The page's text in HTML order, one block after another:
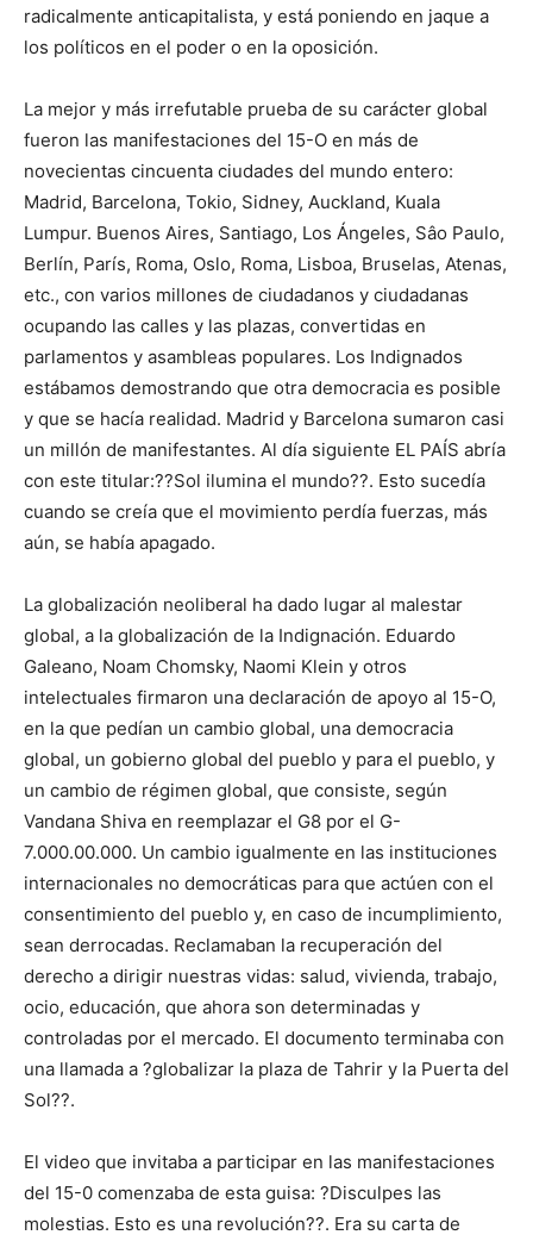
radicalmente anticapitalista, y está poniendo en jaque a
los políticos en el poder o en la oposición.
La mejor y más irrefutable prueba de su carácter global
fueron las manifestaciones del 15-O en más de
novecientas cincuenta ciudades del mundo entero:
Madrid, Barcelona, Tokio, Sidney, Auckland, Kuala
Lumpur. Buenos Aires, Santiago, Los Ángeles, Sâo Paulo,
Berlín, París, Roma, Oslo, Roma, Lisboa, Bruselas, Atenas,
etc., con varios millones de ciudadanos y ciudadanas
ocupando las calles y las plazas, convertidas en
parlamentos y asambleas populares. Los Indignados
estábamos demostrando que otra democracia es posible
y que se hacía realidad. Madrid y Barcelona sumaron casi
un millón de manifestantes. Al día siguiente EL PAÍS abría
con este titular:??Sol ilumina el mundo??. Esto sucedía
cuando se creía que el movimiento perdía fuerzas, más
aún, se había apagado.
La globalización neoliberal ha dado lugar al malestar
global, a la globalización de la Indignación. Eduardo
Galeano, Noam Chomsky, Naomi Klein y otros
intelectuales firmaron una declaración de apoyo al 15-O,
en la que pedían un cambio global, una democracia
global, un gobierno global del pueblo y para el pueblo, y
un cambio de régimen global, que consiste, según
Vandana Shiva en reemplazar el G8 por el G-
7.000.00.000. Un cambio igualmente en las instituciones
internacionales no democráticas para que actúen con el
consentimiento del pueblo y, en caso de incumplimiento,
sean derrocadas. Reclamaban la recuperación del
derecho a dirigir nuestras vidas: salud, vivienda, trabajo,
ocio, educación, que ahora son determinadas y
controladas por el mercado. El documento terminaba con
una llamada a ?globalizar la plaza de Tahrir y la Puerta del
Sol??.
El video que invitaba a participar en las manifestaciones
del 15-0 comenzaba de esta guisa: ?Disculpes las
molestias. Esto es una revolución??. Era su carta de